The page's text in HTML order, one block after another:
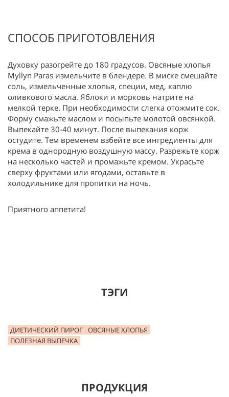
СПОСОБ ПРИГОТОВЛЕНИЯ
Духовку разогрейте до 180 градусов. Овсяные хлопья
Myllyn Paras измельчите в блендере. В миске смешайте
соль, измельченные хлопья, специи, мед, каплю
оливкового масла. Яблоки и морковь натрите на
мелкой терке. При необходимости слегка отожмите сок.
Форму смажьте маслом и посыпьте молотой овсянкой.
Выпекайте 30-40 минут. После выпекания корж
остудите. Тем временем взбейте все ингредиенты для
крема в однородную воздушную массу. Разрежьте корж
на несколько частей и промажьте кремом. Украсьте
сверху фруктами или ягодами, оставьте в
холодильнике для пропитки на ночь.
Приятного аппетита!
ТЭГИ
ДИЕТИЧЕСКИЙ ПИРОГ ОВСЯНЫЕ ХЛОПЬЯ
ПОЛЕЗНАЯ ВЫПЕЧКА
ПРОДУКЦИЯ